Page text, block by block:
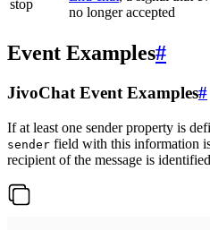
stop
no longer accepted
Event Examples#
JivoChat Event Examples#
If at least one sender property is
sender field with this information
recipient of the message is